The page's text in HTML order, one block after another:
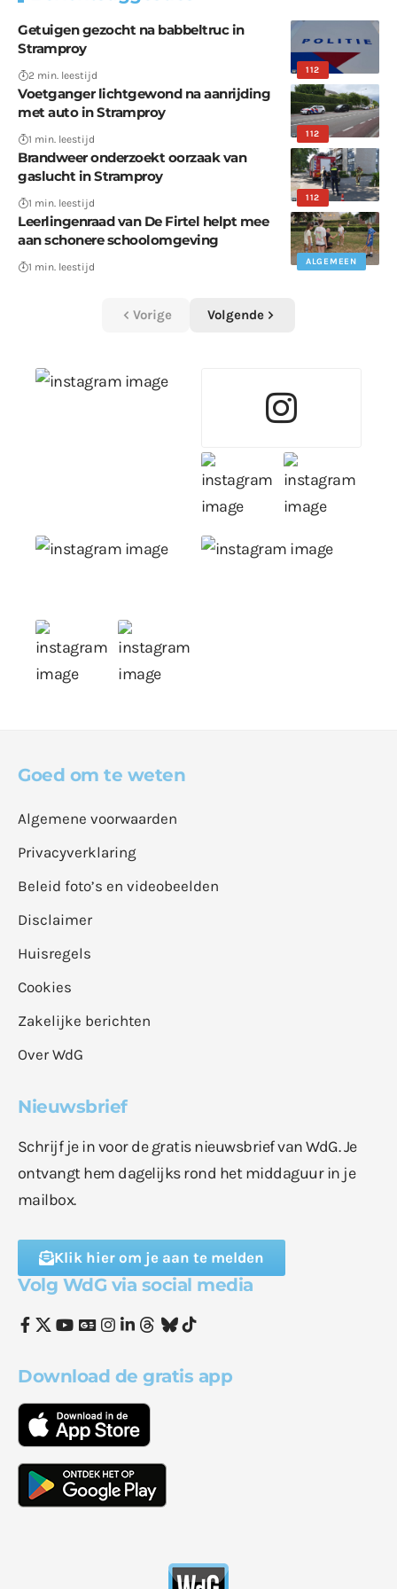
112
Getuigen gezocht na babbeltruc in
Stramproy
2 min. leestijd
112
Voetganger lichtgewond na aanrijding
met auto in Stramproy
1 min. leestijd
112
Brandweer onderzoekt oorzaak van
gaslucht in Stramproy
1 min. leestijd
ALGEMEEN
Leerlingenraad van De Firtel helpt mee
aan schonere schoolomgeving
1 min. leestijd
Vorige Volgende
Goed om te weten
Algemene voorwaarden
Privacyverklaring
Beleid foto’s en videobeelden
Disclaimer
Huisregels
Cookies
Zakelijke berichten
Over WdG
Nieuwsbrief
Schrijf je in voor de gratis nieuwsbrief van WdG. Je
ontvangt hem dagelijks rond het middaguur in je
mailbox.
Klik hier om je aan te melden
Volg WdG via social media
Download de gratis app